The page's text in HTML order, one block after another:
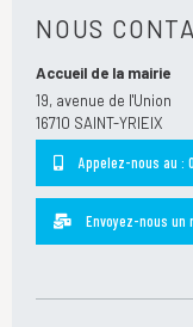
NOUS
Accueil de la mairie
19, avenue de l'Union
16710 SAINT-YRIEIX
Appelez-nous au :
Envoyez-nous un